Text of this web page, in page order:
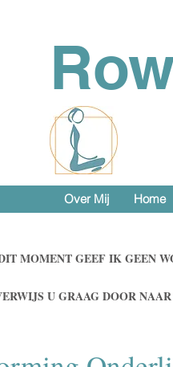
Over Mij Home
MOMENT GEEF IK GEEN
U GRAAG DOOR